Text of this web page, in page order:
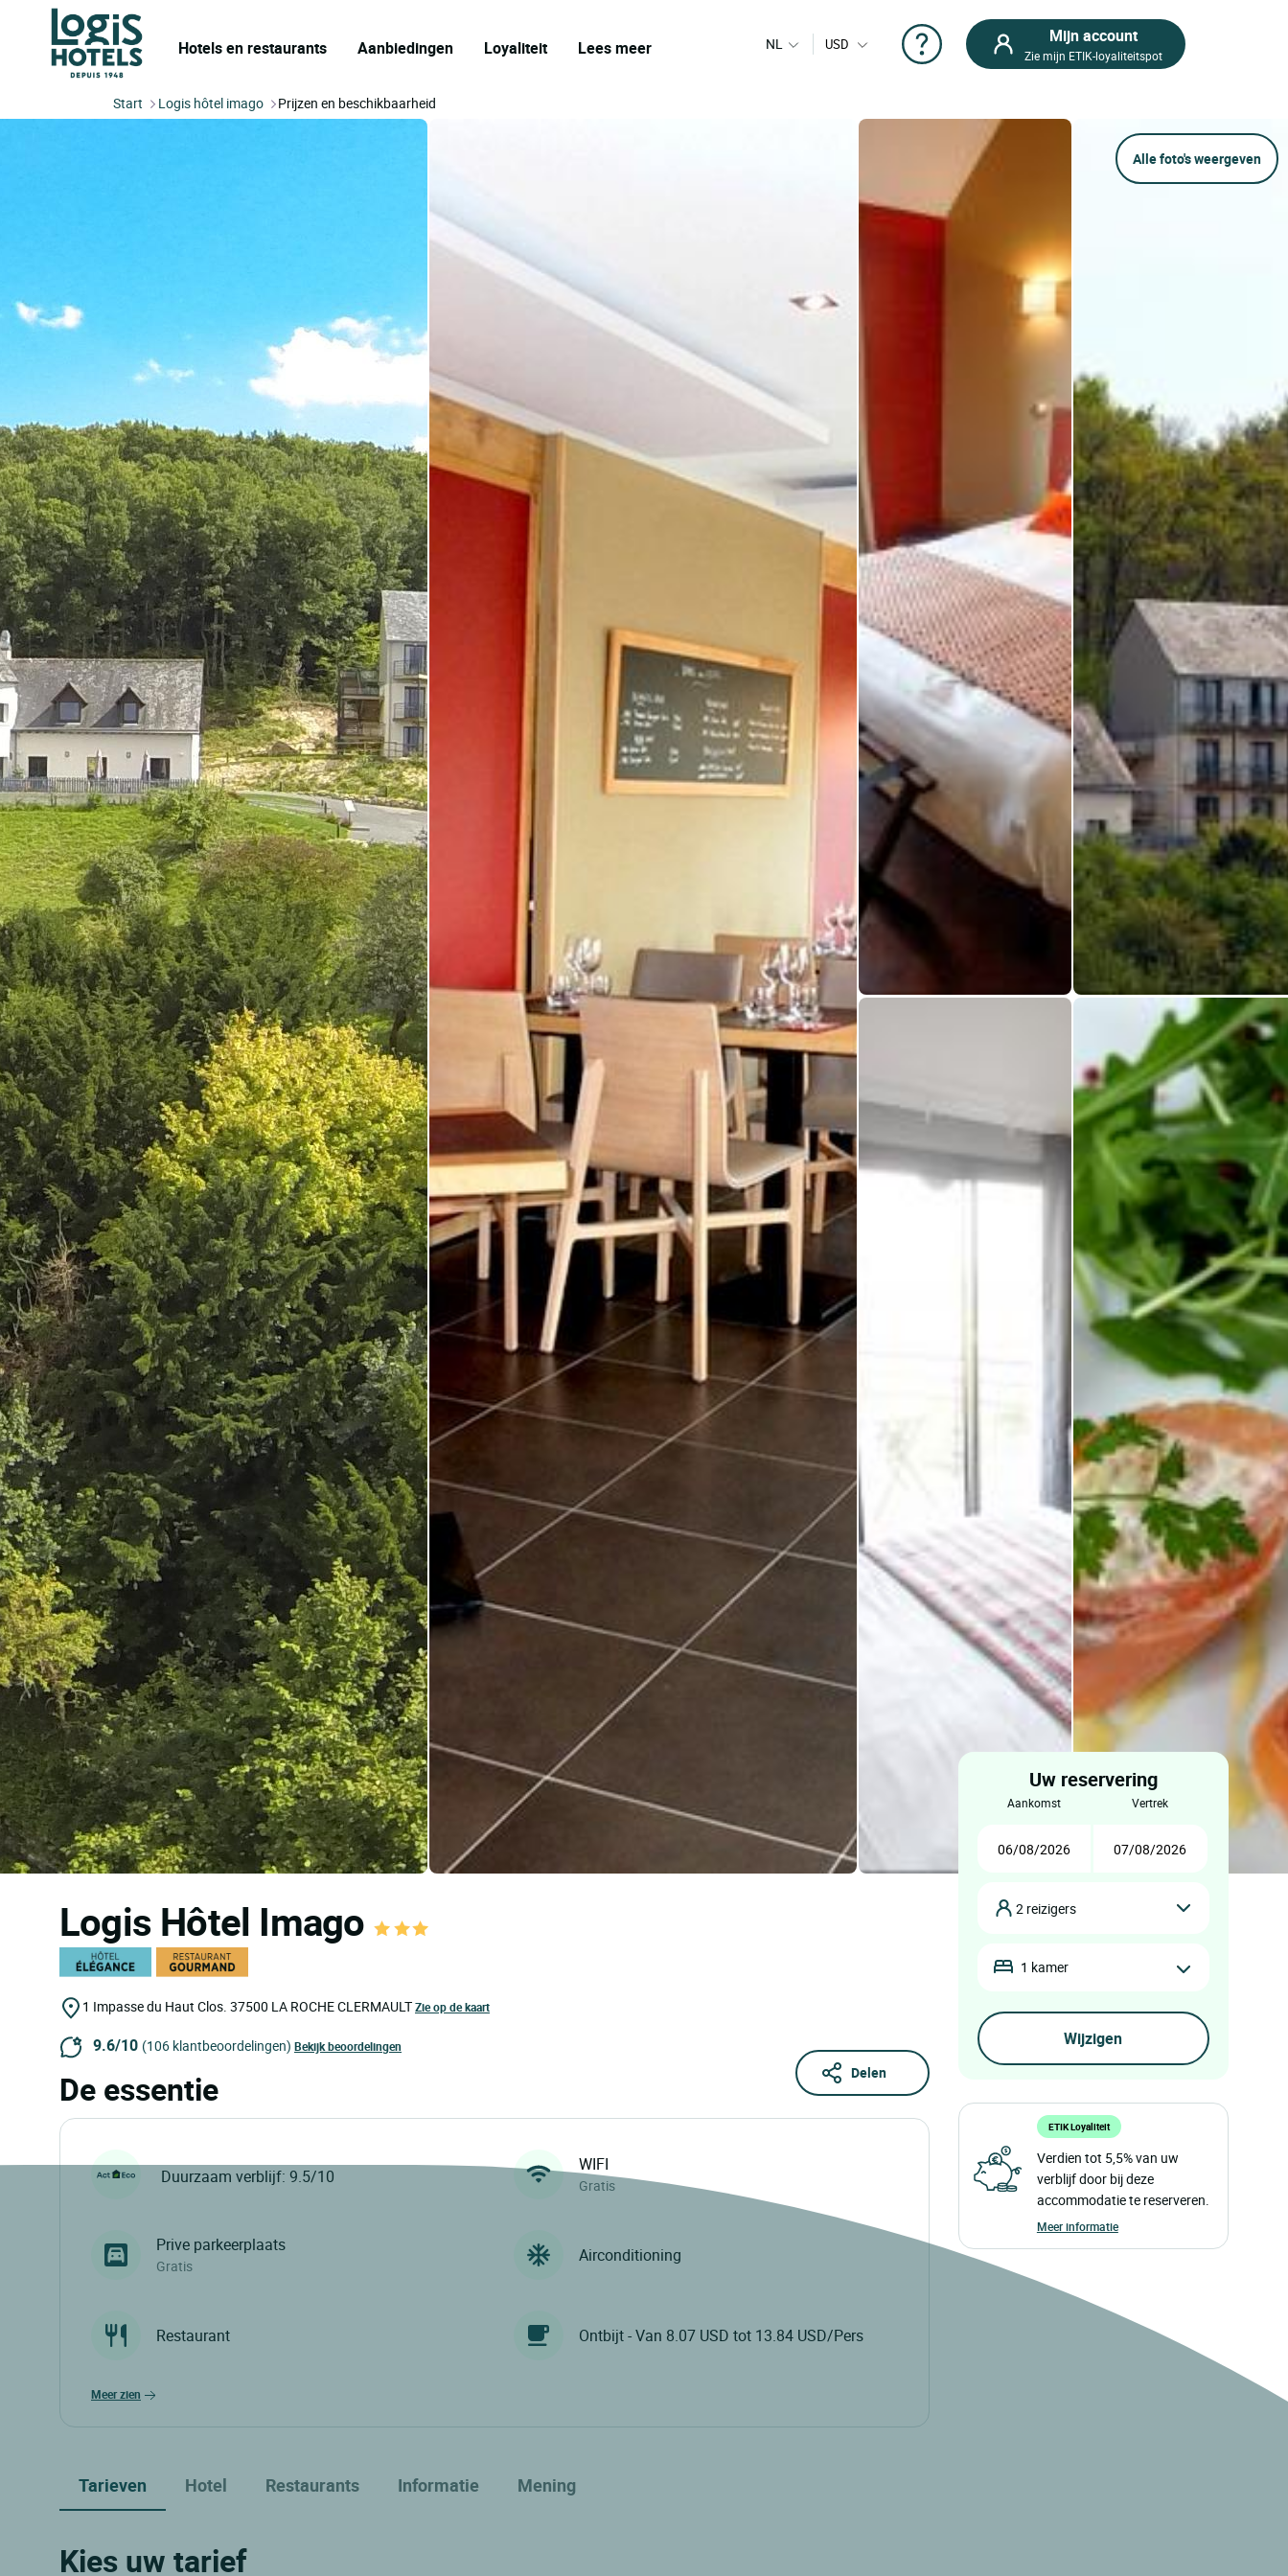
Hotels en restaurants Aanbiedingen Loyaliteit Lees meer NL USD Mijn account
Zie mijn ETIK-loyaliteitspot
Start Logis hôtel imago Prijzen en beschikbaarheid
Alle foto's weergeven
Logis Hôtel Imago
1 Impasse du Haut Clos. 37500 LA ROCHE CLERMAULTZie op de kaart
9.6/10 (106 klantbeoordelingen) Bekijk beoordelingen
Delen
De essentie
Duurzaam verblijf: 9.5/10
WIFI
Gratis
Prive parkeerplaats
Gratis
Airconditioning
Restaurant Ontbijt - Van 8.07 USD tot 13.84 USD/Pers
meer zien
Tarieven Hotel Restaurants Informatie Mening
Kies uw tarief
Uw reservering
aankomst vertrek
2 reizigers
1 kamer
ETIK Loyaliteit
Verdien tot 5,5% van uw
verblijf door bij deze
accommodatie te reserveren.
Meer informatie